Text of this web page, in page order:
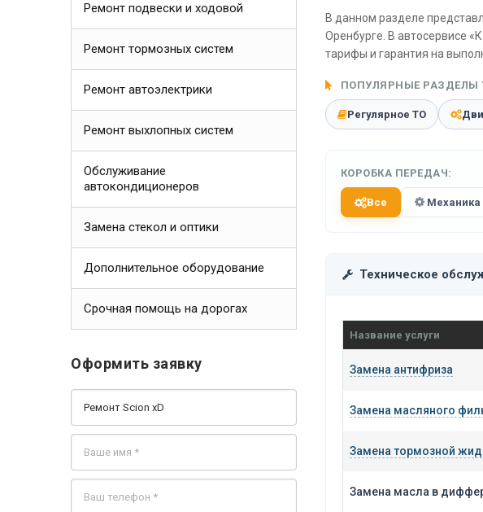
В данном разделе
Оренбурге. В автосервисе
тарифы и гарантия на
ПОПУЛЯРНЫЕ РАЗДЕЛЫ
Регулярное ТО
КОРОБКА ПЕРЕДАЧ:
Все Механика
Техническое
Название услуги
Замена антифриза
Замена масляного
Замена тормозной
Замена масла в
Ремонт подвески и ходовой
Ремонт тормозных систем
Ремонт автоэлектрики
Ремонт выхлопных систем
Обслуживание
автокондиционеров
Замена стекол и оптики
Дополнительное оборудование
Срочная помощь на дорогах
Оформить заявку